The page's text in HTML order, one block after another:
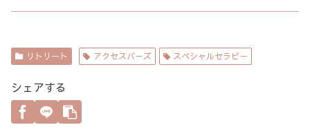
リトリート アクセスバーズ スペシャルセラピー
シェアする